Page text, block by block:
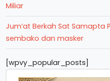
Miliar
Jum’at Berkah Sat Samapta
sembako dan masker
[wpvy_popular_posts]